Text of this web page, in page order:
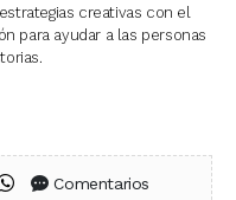
creativas con el
para ayudar a las personas
en Facebook
en X (Twitter)
Compartir en WhatsApp
Comentarios